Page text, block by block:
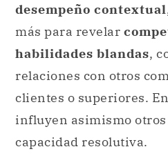
desempeño contextual
más para revelar
habilidades blandas,
relaciones con otros
clientes o superiores.
influyen asimismo otros
capacidad resolutiva.